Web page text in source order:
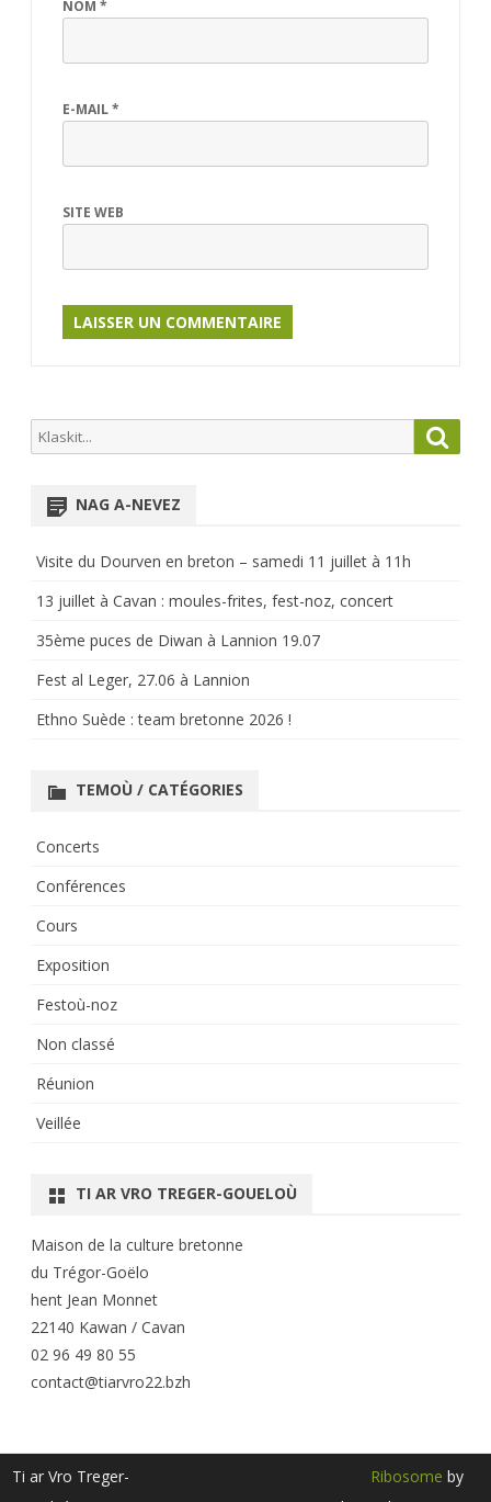
NOM *
E-MAIL*
SITE WEB
Search
for:
NAG A-NEVEZ
Visite du Dourven en breton – samedi 11 juillet à 11h
13 juillet à Cavan : moules-frites, fest-noz, concert
35ème puces de Diwan à Lannion 19.07
Fest al Leger, 27.06 à Lannion
Ethno Suède : team bretonne 2026 !
TEMOÙ / CATÉGORIES
Concerts
Conférences
Cours
Exposition
Festoù-noz
Non classé
Réunion
Veillée
TI AR VRO TREGER-GOUELOÙ
Maison de la culture bretonne
du Trégor-Goëlo
hent Jean Monnet
22140 Kawan / Cavan
02 96 49 80 55
contact@tiarvro22.bzh
Ti ar Vro Treger-
Ribosome by